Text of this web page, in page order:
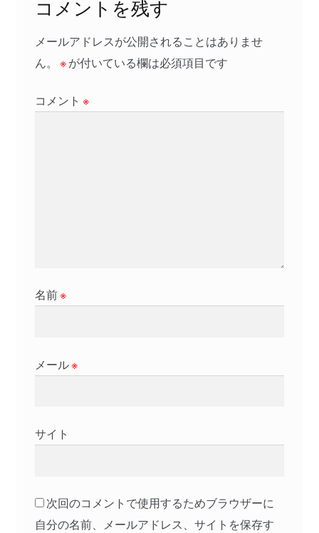
コメントを残す
メールアドレスが公開されることはありませ
ん。
※が付いている欄は必須項目です
コメント ※
名前※
メール※
サイト
次回のコメントで使用するためブラウザーに
自分の名前、メールアドレス、サイトを保存す